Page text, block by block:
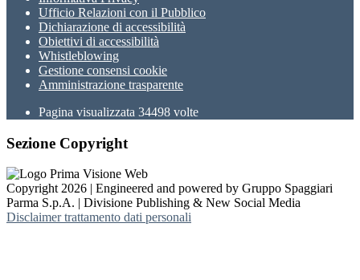
Ufficio Relazioni con il Pubblico
Dichiarazione di accessibilità
Obiettivi di accessibilità
Whistleblowing
Gestione consensi cookie
Amministrazione trasparente
Pagina visualizzata 34498 volte
Sezione Copyright
Copyright 2026 | Engineered and powered by Gruppo Spaggiari
Parma S.p.A. | Divisione Publishing & New Social Media
Disclaimer trattamento dati personali